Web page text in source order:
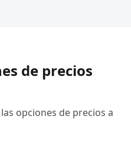
de precios
opciones de precios a